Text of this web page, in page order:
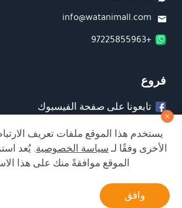
info@watanimall.com
+97225855963
فروع
تابعونا على صفحة الفيسبوك
الشراء من الموقع آمن ويلبي أعلى
يستخدم هذا الموقع ملفات تعريف
الأخرى وفقًا لـسياسة الخصوصية. يُعد
الموقع موافقةً منك على هذا
وافق